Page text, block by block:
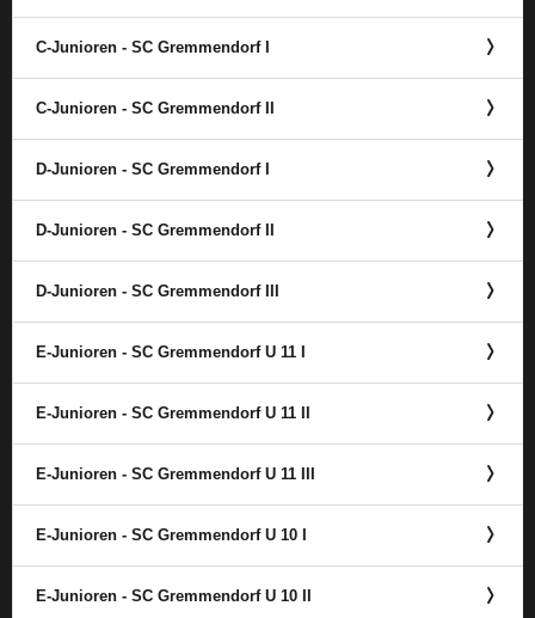
C-Junioren - SC Gremmendorf I
C-Junioren - SC Gremmendorf II
D-Junioren - SC Gremmendorf I
D-Junioren - SC Gremmendorf II
D-Junioren - SC Gremmendorf III
E-Junioren - SC Gremmendorf U 11 I
E-Junioren - SC Gremmendorf U 11 II
E-Junioren - SC Gremmendorf U 11 III
E-Junioren - SC Gremmendorf U 10 I
E-Junioren - SC Gremmendorf U 10 II